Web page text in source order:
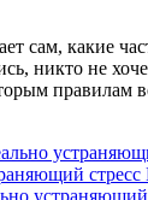
сам, какие
никто не
правилам
стресс